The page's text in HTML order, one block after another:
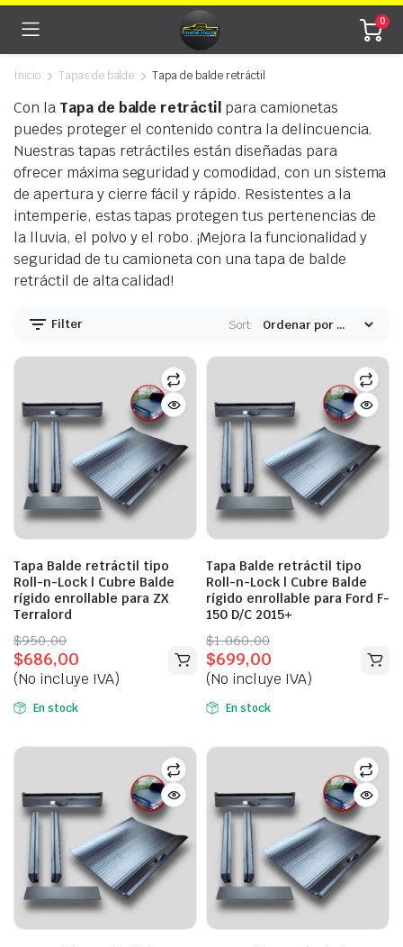
0
Inicio Tapas de balde Tapa de balde retráctil
Con laTapa de balde retráctil para camionetas
puedes proteger el contenido contra la delincuencia.
Nuestras tapas retráctiles están diseñadas para
ofrecer máxima seguridad y comodidad, con un sistema
de apertura y cierre fácil y rápido. Resistentes a la
intemperie, estas tapas protegen tus pertenencias de
la lluvia, el polvo y el robo. ¡Mejora la funcionalidad y
seguridad de tu camioneta con una tapa de balde
retráctil de alta calidad!
Filter Sort:
Tapa Balde retráctil tipo
Roll-n-Lock | Cubre Balde
rígido enrollable para ZX
Terralord
$950,00
Original
price
was:
$950,00.
$686,00
Current
price
is:
$686,00.
(No incluye IVA)
En stock
Tapa Balde retráctil tipo
Roll-n-Lock | Cubre Balde
rígido enrollable para Ford F-
150 D/C 2015+
$1.060,00
Original
price
was:
$1.060,00.
$699,00
Current
price
is:
$699,00.
(No incluye IVA)
En stock